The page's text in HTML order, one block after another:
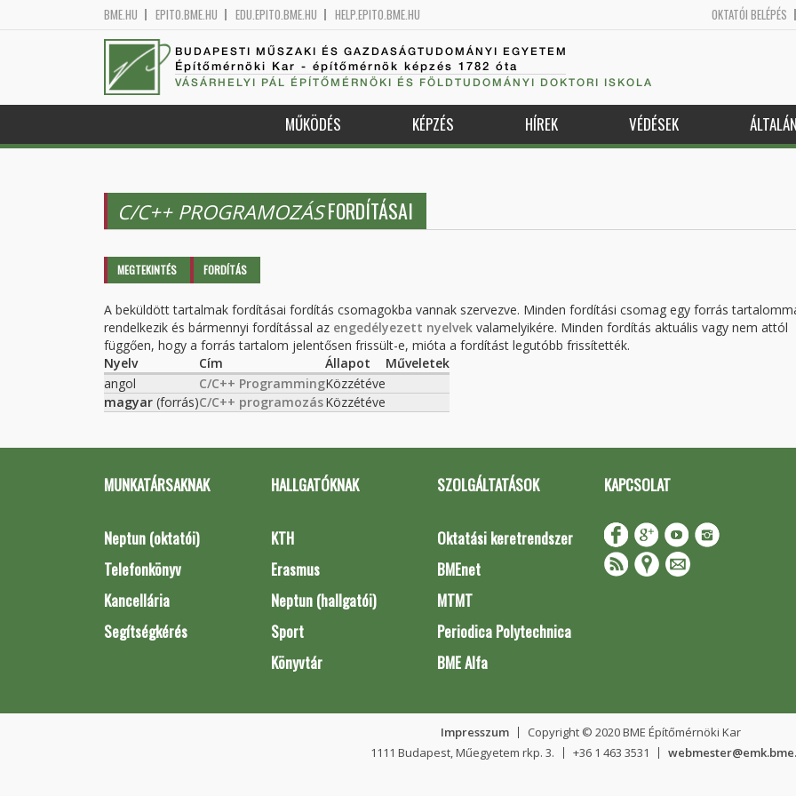
BME.HU EPITO.BME.HU EDU.EPITO.BME.HU HELP.EPITO.BME.HU OKTATÓI BELÉPÉS
BUDAPESTI MŰSZAKI ÉS GAZDASÁGTUDOMÁNYI EGYETEM
Építőmérnöki Kar - építőmérnök képzés 1782 óta
VÁSÁRHELYI PÁL ÉPÍTŐMÉRNÖKI ÉS FÖLDTUDOMÁNYI DOKTORI ISKOLA
MŰKÖDÉS KÉPZÉS HÍREK VÉDÉSEK
C/C++ PROGRAMOZÁSFORDÍTÁSAI
Elsődleges fülek
MEGTEKINTÉS FORDÍTÁS
A beküldött tartalmak fordításai fordítás csomagokba vannak szervezve. Minden fordítási csomag egy forrás
rendelkezik és bármennyi fordítással az engedélyezett nyelvek valamelyikére. Minden fordítás aktuális vagy nem attól
függően, hogy a forrás tartalom jelentősen frissült-e, mióta a fordítást legutóbb frissítették.
Nyelv
Cím Állapot
Műveletek
angol
C/C++ ProgrammingKözzétéve
magyar (forrás)C/C++ programozásKözzétéve
MUNKATÁRSAKNAK
Neptun (oktatói)
Telefonkönyv
Kancellária
Segítségkérés
HALLGATÓKNAK
KTH
Erasmus
Neptun (hallgatói)
Sport
Könyvtár
SZOLGÁLTATÁSOK
Oktatási keretrendszer
BMEnet
MTMT
Periodica Polytechnica
BME Alfa
KAPCSOLAT
Impresszum
Copyright © 2020 BME Építőmérnöki Kar
1111 Budapest, Műegyetem rkp. 3.
+36 1 463 3531